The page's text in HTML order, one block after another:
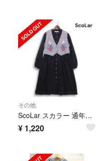
その他
ScoLar スカラー 通年★ チェック ベスト レイヤード風 蝶 フラワー刺繍 長袖 ロング シャツ ワンピース Sz.M レディース 黒
¥ 1,220